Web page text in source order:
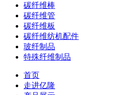
碳纤维棒
碳纤维管
碳纤维板
碳纤维纺机配件
玻纤制品
特殊纤维制品
首页
走进亿隆